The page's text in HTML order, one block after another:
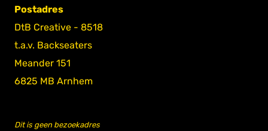
Postadres
DtB Creative - 8518
t.a.v. Backseaters
Meander 151
6825 MB Arnhem
Dit is geen bezoekadres